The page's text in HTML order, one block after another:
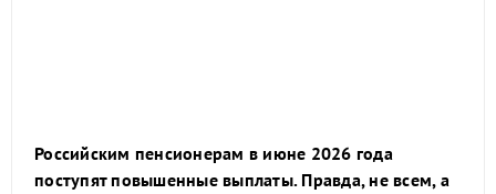
Российским пенсионерам в июне 2026 года
поступят повышенные выплаты. Правда, не всем, а